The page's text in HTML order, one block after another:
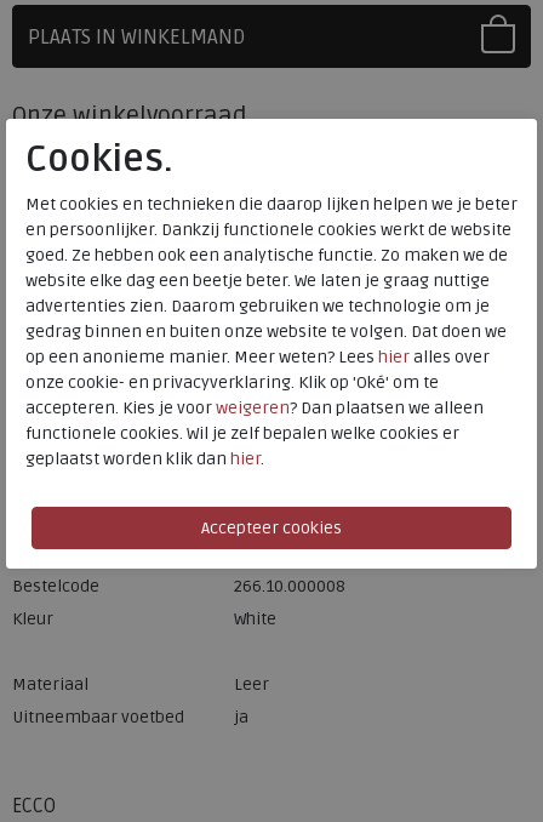
ECCO
PLAATS IN WINKELMAND
Onze winkelvoorraad
Maat
HEEMSKERK
Meijerink Hoorn
HOORN
Hulp nodig? bel:0229 760 760
Voor 14:00 uur besteld = dezelfde werkdag verzonden*
Altijd retourneren, binnen 1 werkdag terugbetaald
ECCO
Fabrikantcode
21922301007
Bestelcode
266.10.000008
Kleur
White
Materiaal
Leer
Uitneembaar voetbed
ja
Cookies.
Met cookies en technieken die daarop lijken helpen we je beter
en persoonlijker. Dankzij functionele cookies werkt de website
goed. Ze hebben ook een analytische functie. Zo maken we de
website elke dag een beetje beter. We laten je graag nuttige
advertenties zien. Daarom gebruiken we technologie om je
gedrag binnen en buiten onze website te volgen. Dat doen we
op een anonieme manier. Meer weten? Lees hieralles over
onze cookie- en privacyverklaring. Klik op 'Oké' om te
accepteren. Kies je voorweigeren? Dan plaatsen we alleen
functionele cookies. Wil je zelf bepalen welke cookies er
geplaatst worden klik dan hier.